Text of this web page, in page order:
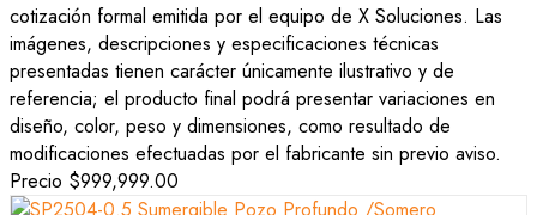
cotización formal emitida por el equipo de X Soluciones. Las
imágenes, descripciones y especificaciones técnicas
presentadas tienen carácter únicamente ilustrativo y de
referencia; el producto final podrá presentar variaciones en
diseño, color, peso y dimensiones, como resultado de
modificaciones efectuadas por el fabricante sin previo aviso.
Precio $999,999.00